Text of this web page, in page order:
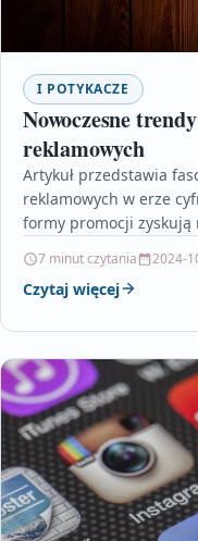
I POTYKACZE
Nowoczesne
reklamowych
Artykuł przedstawia
reklamowych w erze
formy promocji zyskują
7 minut czytania 2024-
Czytaj więcej